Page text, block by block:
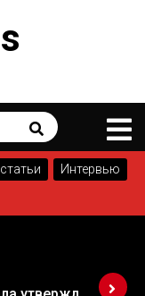
Search
Интервью